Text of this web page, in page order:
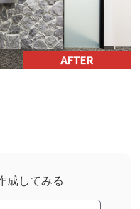
成してみる